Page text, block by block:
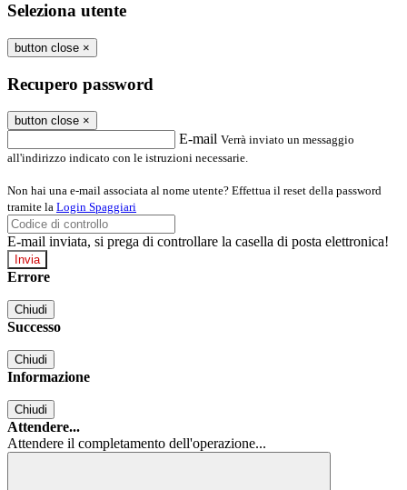
Seleziona utente
button close ×
Recupero password
button close ×
E-mail Verrà inviato un messaggio
all'indirizzo indicato con le istruzioni necessarie.
Non hai una e-mail associata al nome utente? Effettua il reset della password
tramite la Login Spaggiari
E-mail inviata, si prega di controllare la casella di posta elettronica!
Errore
Chiudi
Successo
Chiudi
Informazione
Chiudi
Attendere...
Attendere il completamento dell'operazione...